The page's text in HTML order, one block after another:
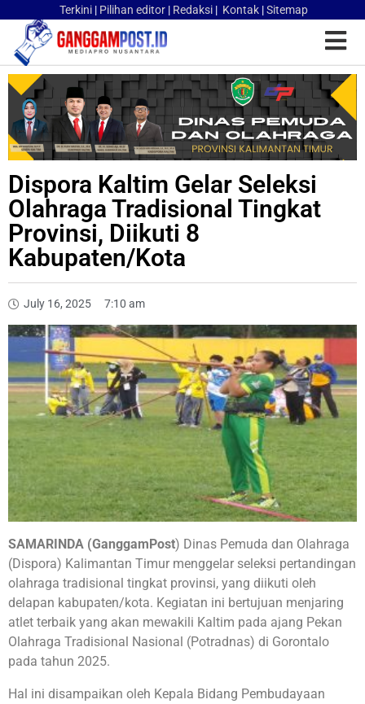
Terkini | Pilihan editor | Redaksi | Kontak |Sitemap
Dispora Kaltim Gelar Seleksi
Olahraga Tradisional Tingkat
Provinsi, Diikuti 8
Kabupaten/Kota
July 16, 2025 7:10 am
SAMARINDA (GanggamPost) Dinas Pemuda dan Olahraga
(Dispora) Kalimantan Timur menggelar seleksi pertandingan
olahraga tradisional tingkat provinsi, yang diikuti oleh
delapan kabupaten/kota. Kegiatan ini bertujuan menjaring
atlet terbaik yang akan mewakili Kaltim pada ajang Pekan
Olahraga Tradisional Nasional (Potradnas) di Gorontalo
pada tahun 2025.
Hal ini disampaikan oleh Kepala Bidang Pembudayaan